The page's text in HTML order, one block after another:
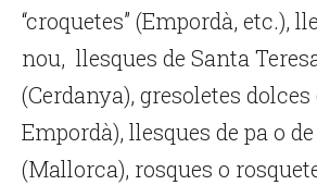
“croquetes” (Empordà, etc.),
nou, llesques de Santa
(Cerdanya), gresoletes
Empordà), llesques de pa o
(Mallorca), rosques o